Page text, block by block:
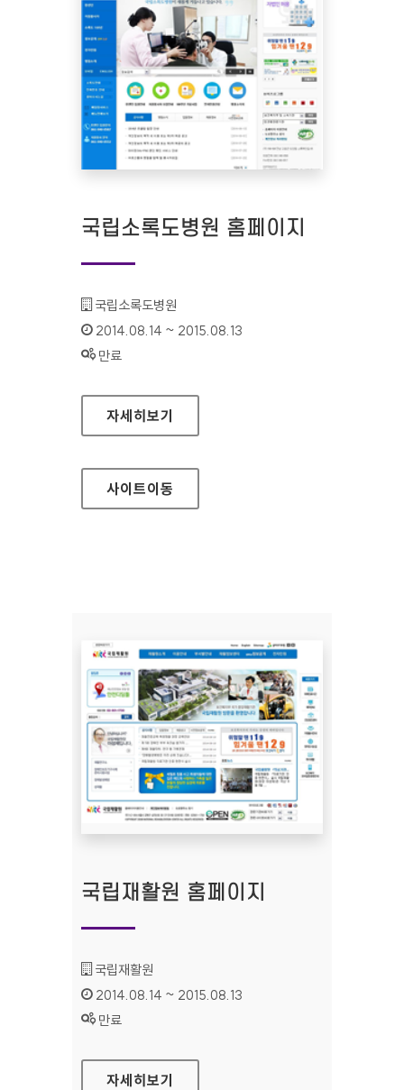
국립소록도병원 홈페이지
기관명 :
국립소록도병원
인증기간 :
2014.08.14 ~ 2015.08.13
상태 :
만료
국립소록도병원 홈페이지
자세히보기
사이트이동
국립재활원 홈페이지
기관명 :
국립재활원
인증기간 :
2014.08.14 ~ 2015.08.13
상태 :
만료
국립재활원 홈페이지
자세히보기